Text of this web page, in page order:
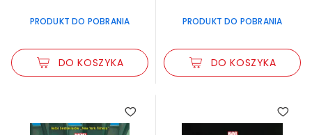
PRODUKT DO POBRANIA
DO KOSZYKA
PRODUKT DO POBRANIA
DO KOSZYKA